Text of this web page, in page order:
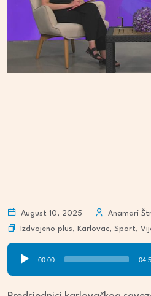
August 10, 2025
Anamari
Izdvojeno plus, Karlovac, Sport,
Audio
Player
00:00